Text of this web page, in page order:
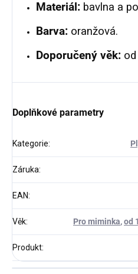
Materiál: bavlna a
Barva: oranžová.
Doporučený věk:
Doplňkové parametry
Kategorie:
Záruka:
EAN:
Věk: Pro miminka,od
Produkt: